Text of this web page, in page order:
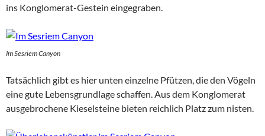
ins Konglomerat-Gestein eingegraben.
Im Sesriem Canyon
Tatsächlich gibt es hier unten einzelne Pfützen, die den Vögeln
eine gute Lebensgrundlage schaffen. Aus dem Konglomerat
ausgebrochene Kieselsteine bieten reichlich Platz zum nisten.